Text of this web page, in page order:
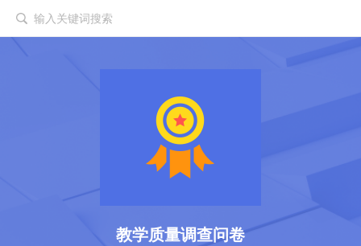
输入关键词搜索
教学质量调查问卷